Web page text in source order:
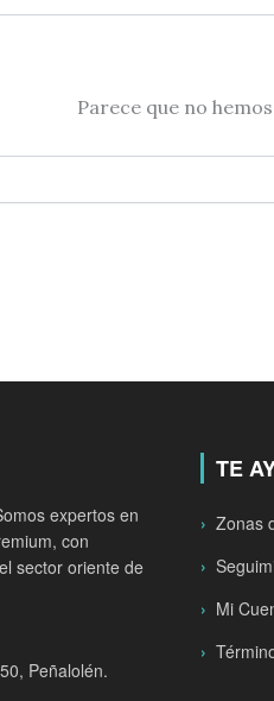
Parece que no
expertos en
con
sector oriente de
Peñalolén.
TE
Zonas
Mi